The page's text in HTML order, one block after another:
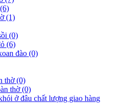
(1)
(0)
(6)
đào (0)
thờ (0)
thờ (0)
ở đâu chất lượng giao hàng